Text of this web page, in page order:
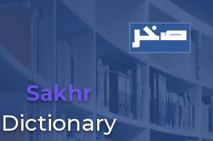
Sakhr
Dictionary
Add a comment